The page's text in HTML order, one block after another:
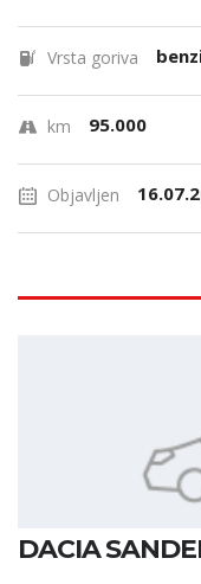
Vrsta goriva
km 95.000
Objavljen
DACIA